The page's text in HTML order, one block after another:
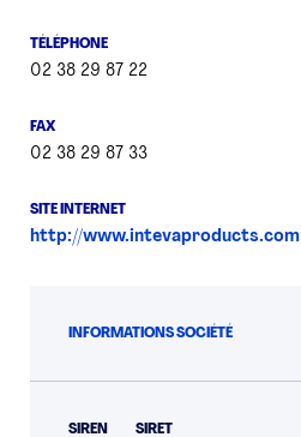
TÉLÉPHONE
02 38 29 87 22
FAX
02 38 29 87 33
SITE INTERNET
http://www.intevaproducts.com
INFORMATIONS SOCIÉTÉ
SIREN SIRET